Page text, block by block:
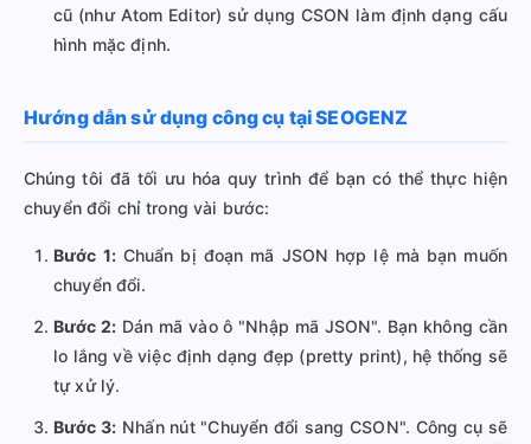
cũ (như Atom Editor) sử dụng CSON làm định dạng cấu
hình mặc định.
Hướng dẫn sử dụng công cụ tại SEOGENZ
Chúng tôi đã tối ưu hóa quy trình để bạn có thể thực hiện
chuyển đổi chỉ trong vài bước:
Bước 1:Chuẩn bị đoạn mã JSON hợp lệ mà bạn muốn
chuyển đổi.
Bước 2: Dán mã vào ô "Nhập mã JSON". Bạn không cần
lo lắng về việc định dạng đẹp (pretty print), hệ thống sẽ
tự xử lý.
Bước 3: Nhấn nút "Chuyển đổi sang CSON". Công cụ sẽ